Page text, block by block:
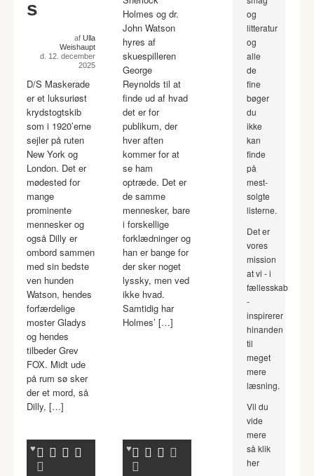
s
af Ulla
Weishaupt
d. 12. december
2025
D/S Maskerade
er et luksuriøst
krydstogtskib
som i 1920’erne
sejler på ruten
New York og
London. Det er
mødested for
mange
prominente
mennesker og
også Dilly er
ombord sammen
med sin bedste
ven hunden
Watson, hendes
forfærdelige
moster Gladys
og hendes
tilbeder Grev
FOX. Midt ude
på rum sø sker
der et mord, så
Dilly, […]
Holmes og dr.
John Watson
hyres af
skuespilleren
George
Reynolds til at
finde ud af hvad
det er for
publikum, der
hver aften
kommer for at
se ham
optræde. Det er
de samme
mennesker, bare
i forskellige
forklædninger og
han er bange for
der sker noget
lyssky, men ved
ikke hvad.
Samtidig har
Holmes’ […]
og
litteratur
og
alle
de
fine
bøger
du
ikke
kan
finde
på
mest-
solgte
listerne.
Det er
vores
mission
at vi - i
fællesskab
-
inspirerer
hinanden
til
meget
mere
læsning.
Vil du
vide
mere
så klik
her